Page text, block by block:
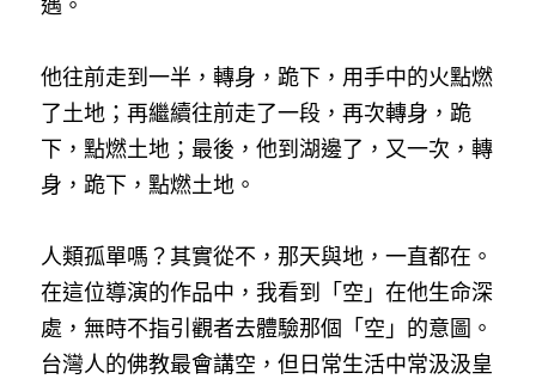
他往前走到一半，轉身，跪下，用手中的火點燃
了土地；再繼續往前走了一段，再次轉身，跪
下，點燃土地；最後，他到湖邊了，又一次，轉
身，跪下，點燃土地。
人類孤單嗎？其實從不，那天與地，一直都在。
在這位導演的作品中，我看到「空」在他生命深
處，無時不指引觀者去體驗那個「空」的意圖。
台灣人的佛教最會講空，但日常生活中常汲汲皇